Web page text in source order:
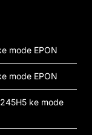
mode EPON
mode EPON
ke mode